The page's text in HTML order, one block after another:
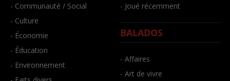
- Communauté / Social
- Culture
- Économie
- Éducation
- Environnement
- Joué récemment
BALADOS
- Affaires
- Art de vivre